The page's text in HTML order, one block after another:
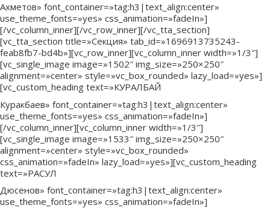
Ахметов» font_container=»tag:h3|text_align:center»
use_theme_fonts=»yes» css_animation=»fadeIn»]
[/vc_column_inner][/vc_row_inner][/vc_tta_section]
[vc_tta_section title=»Секция» tab_id=»1696913735243-
feab8fb7-bd4b»][vc_row_inner][vc_column_inner width=»1/3″]
[vc_single_image image=»1502″ img_size=»250×250″
alignment=»center» style=»vc_box_rounded» lazy_load=»yes»]
[vc_custom_heading text=»КУРАЛБАЙ
Куракбаев» font_container=»tag:h3|text_align:center»
use_theme_fonts=»yes» css_animation=»fadeIn»]
[/vc_column_inner][vc_column_inner width=»1/3″]
[vc_single_image image=»1533″ img_size=»250×250″
alignment=»center» style=»vc_box_rounded»
css_animation=»fadeIn» lazy_load=»yes»][vc_custom_heading
text=»РАСУЛ
Дюсенов» font_container=»tag:h3|text_align:center»
use_theme_fonts=»yes» css_animation=»fadeIn»]